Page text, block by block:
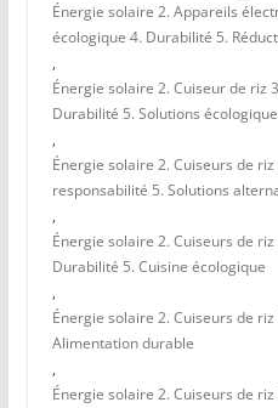
Énergie solaire 2. Appareils
écologique 4. Durabilité 5.
,
Énergie solaire 2. Cuiseur de riz
Durabilité 5. Solutions
,
Énergie solaire 2. Cuiseurs de
responsabilité 5. Solutions
,
Énergie solaire 2. Cuiseurs de
Durabilité 5. Cuisine écologique
,
Énergie solaire 2. Cuiseurs de
Alimentation durable
,
Énergie solaire 2. Cuiseurs de